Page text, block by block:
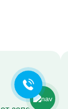
помочь
если у